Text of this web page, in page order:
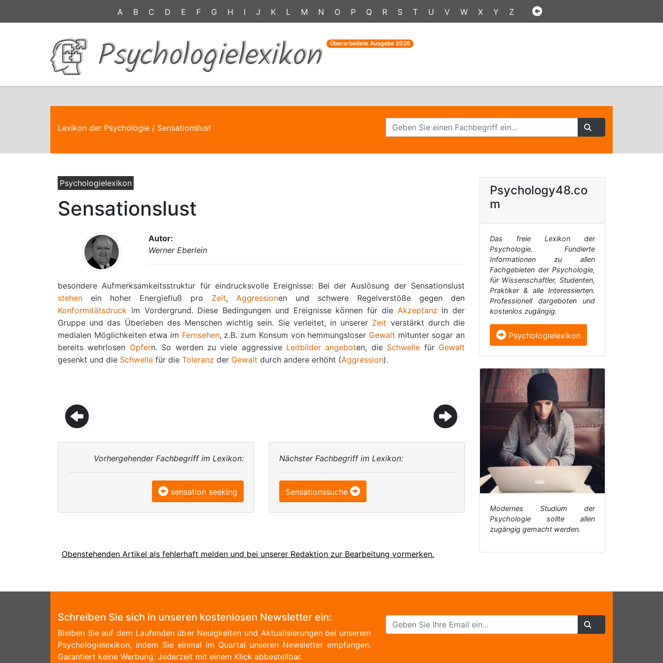
A B C D E F G H I J K L M N O P Q R S T U V W X Y Z
Psychologielexikon Überarbeitete Ausgabe 2026
Lexikon der Psychologie / Sensationslust
Psychologielexikon
Sensationslust
Autor:
Werner Eberlein
besondere Aufmerksamkeitsstruktur für eindrucksvolle Ereignisse: Bei der Auslösung der Sensationslust
stehen ein hoher Energiefluß pro Zeit, Aggressionen und schwere Regelverstöße gegen den
Konformitätsdruck im Vordergrund. Diese Bedingungen und Ereignisse können für die Akzeptanz in der
Gruppe und das Überleben des Menschen wichtig sein. Sie verleitet, in unserer Zeit verstärkt durch die
medialen Möglichkeiten etwa im Fernsehen, z.B. zum Konsum von hemmungsloser Gewalt mitunter sogar an
bereits wehrlosen Opfern. So werden zu viele aggressive Leitbilder angeboten, die Schwelle für Gewalt
gesenkt und die Schwelle für die Toleranz der Gewalt durch andere erhöht (Aggression).
Vorhergehender Fachbegriff im Lexikon:
sensation seeking
Nächster Fachbegriff im Lexikon:
Sensationssuche
Obenstehenden Artikel als fehlerhaft melden und bei unserer Redaktion zur Bearbeitung vormerken.
Psychology48.co
m
Das freie Lexikon der
Psychologie. Fundierte
Informationen zu allen
Fachgebieten der Psychologie,
für Wissenschaftler, Studenten,
Praktiker & alle Interessierten.
Professionell dargeboten und
kostenlos zugängig.
Psychologielexikon
Modernes Studium der
Psychologie sollte allen
zugängig gemacht werden.
Schreiben Sie sich in unseren kostenlosen Newsletter ein:
Bleiben Sie auf dem Laufenden über Neuigkeiten und Aktualisierungen bei unserem
Psychologielexikon, indem Sie einmal im Quartal unseren Newsletter empfangen.
Garantiert keine Werbung. Jederzeit mit einem Klick abbestellbar.